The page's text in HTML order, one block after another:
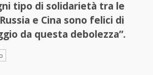
tipo di solidarietà tra le
e Cina sono felici di
da questa debolezza”.